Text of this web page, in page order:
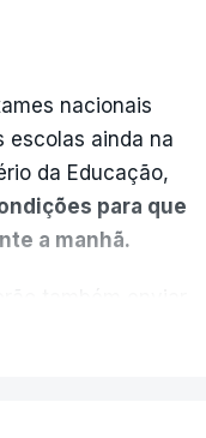
nacionais
escolas ainda na
da Educação,
para que
a manhã.